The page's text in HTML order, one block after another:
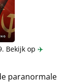
Bekijk op ✈️
paranormale